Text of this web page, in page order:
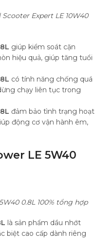
Expert LE 10W40
giúp kiểm soát cặn
hiệu quả, giúp tăng tuổi
có tính năng chống quá
chạy liên tục trong
đảm bảo tình trạng hoạt
động cơ vận hành êm,
LE 5W40
0.8L 100% tổng hợp
là sản phẩm dầu nhớt
biệt cao cấp dành riêng